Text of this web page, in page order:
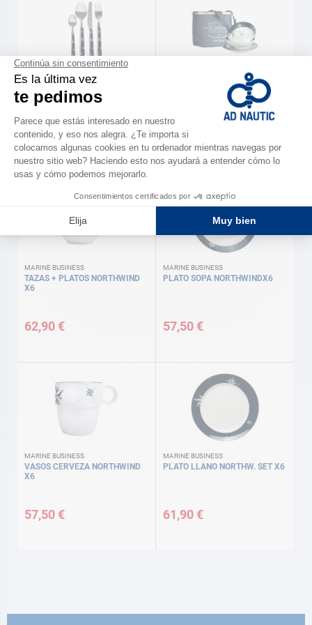
MARINE BUSINESS
CUBIERTOS NORTHWIND X24
109,00 €
Vajilla 'Northwind' de 24 piezas
MARINE BUSINESS
249,00 €
MARINE BUSINESS
TAZAS + PLATOS NORTHWIND
X6
62,90 €
MARINE BUSINESS
PLATO SOPA NORTHWINDX6
57,50 €
MARINE BUSINESS
VASOS CERVEZA NORTHWIND
X6
57,50 €
MARINE BUSINESS
PLATO LLANO NORTHW. SET X6
61,90 €